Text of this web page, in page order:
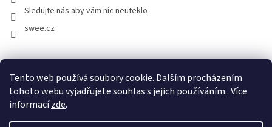
Tento web používá soubory cookie. Dalším procházením
tohoto webu vyjadřujete souhlas s jejich používáním.. Více
informacízde.
Sledujte nás aby vám nic neuteklo
swee.cz